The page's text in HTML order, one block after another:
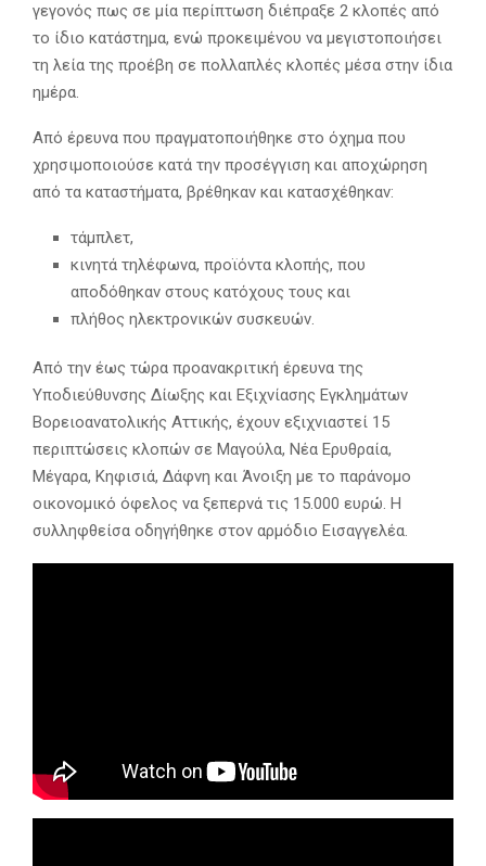
γεγονός πως σε μία περίπτωση διέπραξε 2 κλοπές από
το ίδιο κατάστημα, ενώ προκειμένου να μεγιστοποιήσει
τη λεία της προέβη σε πολλαπλές κλοπές μέσα στην ίδια
ημέρα.
Από έρευνα που πραγματοποιήθηκε στο όχημα που
χρησιμοποιούσε κατά την προσέγγιση και αποχώρηση
από τα καταστήματα, βρέθηκαν και κατασχέθηκαν:
τάμπλετ,
κινητά τηλέφωνα, προϊόντα κλοπής, που
αποδόθηκαν στους κατόχους τους και
πλήθος ηλεκτρονικών συσκευών.
Από την έως τώρα προανακριτική έρευνα της
Υποδιεύθυνσης Δίωξης και Εξιχνίασης Εγκλημάτων
Βορειοανατολικής Αττικής, έχουν εξιχνιαστεί 15
περιπτώσεις κλοπών σε Μαγούλα, Νέα Ερυθραία,
Μέγαρα, Κηφισιά, Δάφνη και Άνοιξη με το παράνομο
οικονομικό όφελος να ξεπερνά τις 15.000 ευρώ. Η
συλληφθείσα οδηγήθηκε στον αρμόδιο Εισαγγελέα.